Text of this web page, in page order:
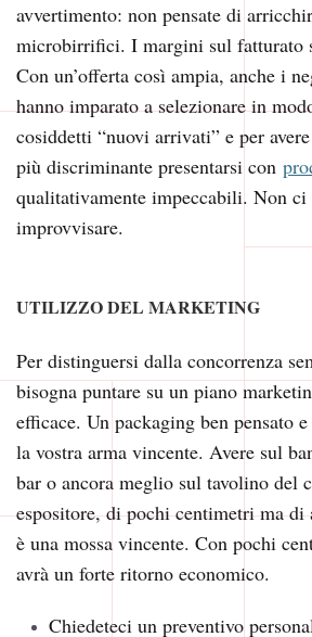
avvertimento: non pensate di
microbirrifici. I margini sul fatturato
Con un’offerta così ampia, anche i
hanno imparato a selezionare in
cosiddetti “nuovi arrivati” e per
più discriminante presentarsi con
qualitativamente impeccabili. Non ci
improvvisare.
UTILIZZO DEL MARKETING
Per distinguersi dalla concorrenza
bisogna puntare su un piano
efficace. Un packaging ben pensato
la vostra arma vincente. Avere sul
bar o ancora meglio sul tavolino del
espositore, di pochi centimetri ma
è una mossa vincente. Con pochi
avrà un forte ritorno economico.
Chiedeteci un preventivo